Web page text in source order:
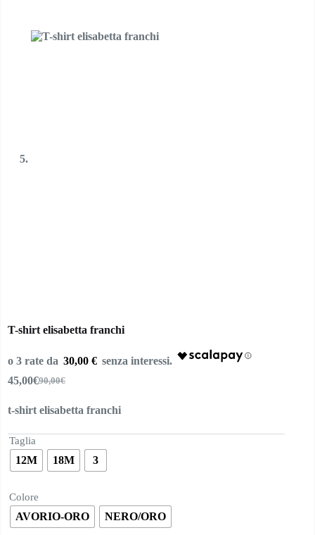
T-shirt elisabetta franchi
30,00 €
90,00€
Il
originale
90,00€.
45,00€Il
attuale
45,00€.
t-shirt elisabetta franchi
Taglia
12M 18M 3
Colore
AVORIO-ORO NERO/ORO